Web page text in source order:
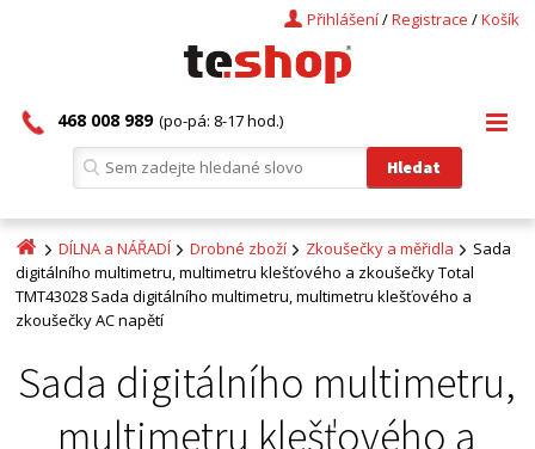
Košík
/
Registrace
/
Přihlášení
468 008 989 (po-pá: 8-17 hod.)
DÍLNA a NÁŘADÍ Drobné zboží Zkoušečky a měřidla
Sada
digitálního multimetru, multimetru klešťového a zkoušečky Total
TMT43028 Sada digitálního multimetru, multimetru klešťového a
zkoušečky AC napětí
Sada digitálního multimetru,
multimetru klešťového a